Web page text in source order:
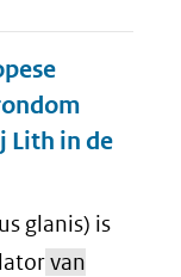
Lith in de
glanis) is
van